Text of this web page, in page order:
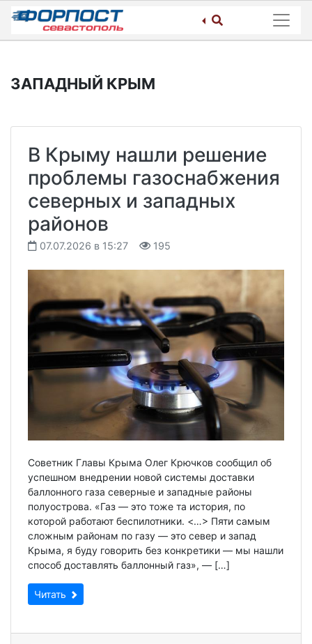
Skip
content
ЗАПАДНЫЙ КРЫМ
В Крыму нашли решение
проблемы газоснабжения
северных и западных
районов
07.07.2026 в 15:27 195
Советник Главы Крыма Олег Крючков сообщил об
успешном внедрении новой системы доставки
баллонного газа северные и западные районы
полуострова. «Газ — это тоже та история, по
которой работают беспилотники. <…> Пяти самым
сложным районам по газу — это север и запад
Крыма, я буду говорить без конкретики — мы нашли
способ доставлять баллонный газ», — […]
Читать